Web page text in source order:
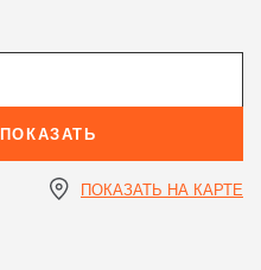
ПОКАЗАТЬ
ПОКАЗАТЬ НА КАРТЕ